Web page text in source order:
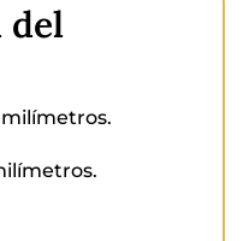
del
milímetros.